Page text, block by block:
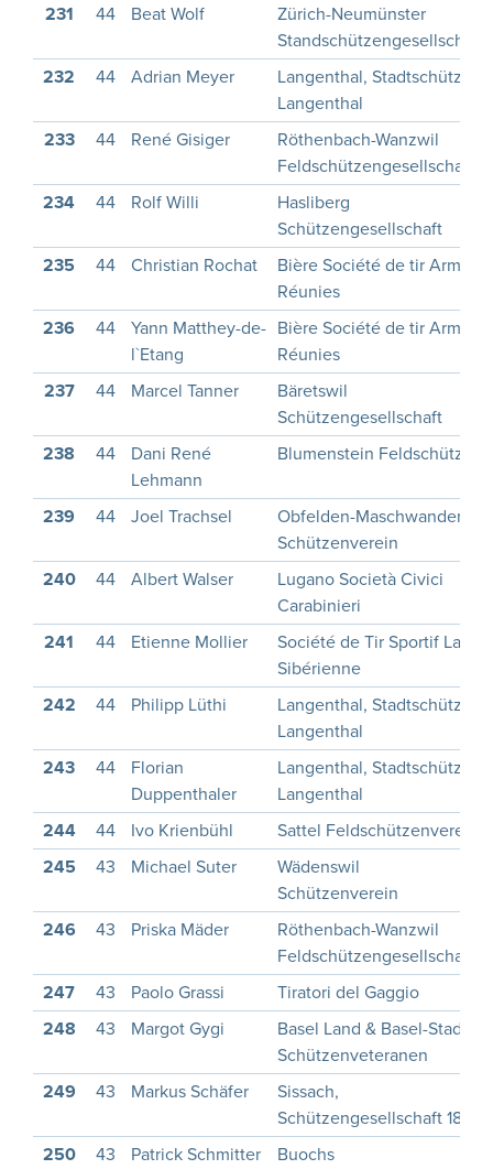
231
44 Beat Wolf
Zürich-Neumünster
Standschützengesellschaft
232
44 Adrian Meyer
Langenthal, Stadtschützen
Langenthal
233
44 René Gisiger
Röthenbach-Wanzwil
Feldschützengesellschaft
234
44 Rolf Willi
Hasliberg
Schützengesellschaft
235
44 Christian Rochat
Bière Société de tir Armes
Réunies
236
44
Yann Matthey-de-
l`Etang
Bière Société de tir Armes
Réunies
237
44 Marcel Tanner
Bäretswil
Schützengesellschaft
238
44
Dani René
Lehmann
Blumenstein Feldschützen
239 44 Joel Trachsel
Obfelden-Maschwanden
Schützenverein
240
44 Albert Walser
Lugano Società Civici
Carabinieri
241
44 Etienne Mollier
Société de Tir Sportif La
Sibérienne
242
44 Philipp Lüthi
Langenthal, Stadtschützen
Langenthal
243
44
Florian
Duppenthaler
Langenthal, Stadtschützen
Langenthal
244
44 Ivo Krienbühl
Sattel Feldschützenverein
245
43 Michael Suter
Wädenswil
Schützenverein
246
43 Priska Mäder
Röthenbach-Wanzwil
Feldschützengesellschaft
247
43 Paolo Grassi
Tiratori del Gaggio
248
43 Margot Gygi
Basel Land & Basel-Stadt,
Schützenveteranen
249
43 Markus Schäfer
Sissach,
Schützengesellschaft 1822
250
43 Patrick Schmitter
Buochs